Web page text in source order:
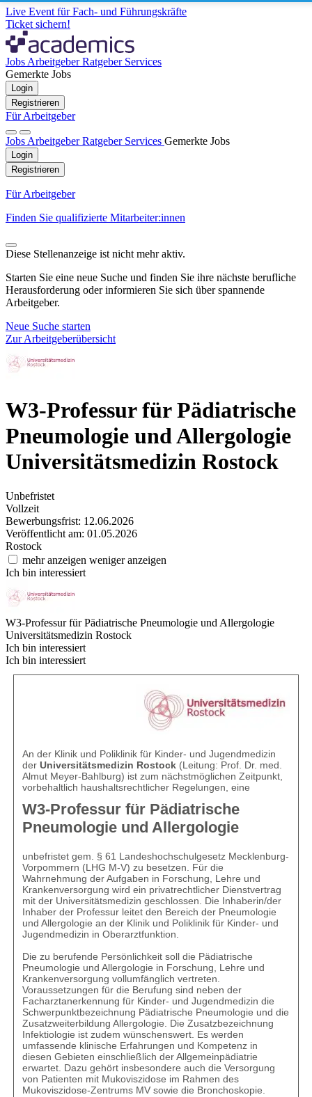
Live Event für Fach- und Führungskräfte
Ticket sichern!
Jobs ArbeitgeberRatgeber Services
Gemerkte Jobs
Login
Registrieren
Für Arbeitgeber
Jobs ArbeitgeberRatgeber Services Gemerkte Jobs
Login
Registrieren
Für Arbeitgeber
Finden Sie qualifizierte Mitarbeiter:innen
Diese Stellenanzeige ist nicht mehr aktiv.
Starten Sie eine neue Suche und finden Sie ihre nächste berufliche
Herausforderung oder informieren Sie sich über spannende
Arbeitgeber.
Neue Suche starten
Zur Arbeitgeberübersicht
W3-Professur für Pädiatrische
Pneumologie und Allergologie
Universitätsmedizin Rostock
Unbefristet
Vollzeit
Bewerbungsfrist: 12.06.2026
Veröffentlicht am: 01.05.2026
Rostock
mehr anzeigen weniger anzeigen
Ich bin interessiert
W3-Professur für Pädiatrische Pneumologie und Allergologie
Universitätsmedizin Rostock
Ich bin interessiert
Ich bin interessiert
An der Klinik und Poliklinik für Kinder- und Jugendmedizin
derUniversitätsmedizin Rostock (Leitung: Prof. Dr. med.
Almut Meyer-Bahlburg) ist zum nächstmöglichen Zeitpunkt,
vorbehaltlich haushaltsrechtlicher Regelungen, eine
W3-Professur für Pädiatrische
Pneumologie und Allergologie
unbefristet gem. § 61 Landeshochschulgesetz Mecklenburg-
Vorpommern (LHG M-V) zu besetzen. Für die
Wahrnehmung der Aufgaben in Forschung, Lehre und
Krankenversorgung wird ein privatrechtlicher Dienstvertrag
mit der Universitätsmedizin geschlossen. Die Inhaberin/der
Inhaber der Professur leitet den Bereich der Pneumologie
und Allergologie an der Klinik und Poliklinik für Kinder- und
Jugendmedizin in Oberarztfunktion.
Die zu berufende Persönlichkeit soll die Pädiatrische
Pneumologie und Allergologie in Forschung, Lehre und
Krankenversorgung vollumfänglich vertreten.
Voraussetzungen für die Berufung sind neben der
Facharztanerkennung für Kinder- und Jugendmedizin die
Schwerpunktbezeichnung Pädiatrische Pneumologie und die
Zusatzweiterbildung Allergologie. Die Zusatzbezeichnung
Infektiologie ist zudem wünschenswert. Es werden
umfassende klinische Erfahrungen und Kompetenz in
diesen Gebieten einschließlich der Allgemeinpädiatrie
erwartet. Dazu gehört insbesondere auch die Versorgung
von Patienten mit Mukoviszidose im Rahmen des
Mukoviszidose-Zentrums MV sowie die Bronchoskopie.